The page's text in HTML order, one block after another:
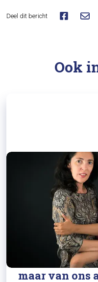
Deel dit bericht
Ook
30/06/2023
LCR over
geen verhaal
maar van ons